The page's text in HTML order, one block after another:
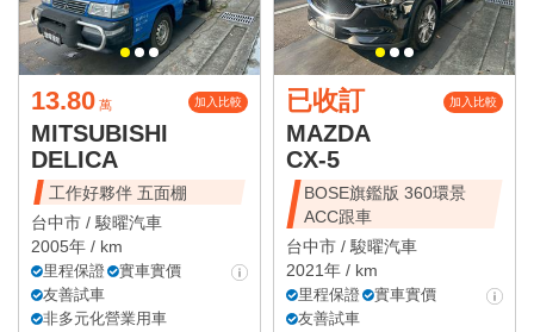
13.80 萬 加入比較
MITSUBISHI
DELICA
工作好夥伴 五面棚
台中市 /駿曜汽車
2005年 / km
里程保證
實車實價
友善試車
非多元化營業用車
已收訂 加入比較
MAZDA
CX-5
BOSE旗鑑版 360環景
ACC跟車
台中市 /駿曜汽車
2021年 / km
里程保證
實車實價
友善試車